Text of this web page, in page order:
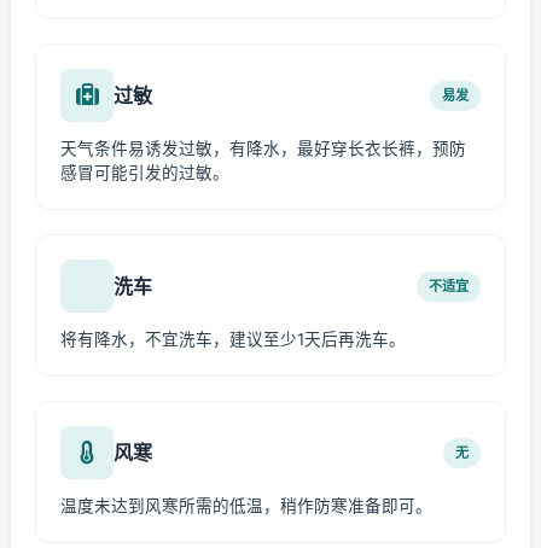
过敏 易发
天气条件易诱发过敏，有降水，最好穿长衣长裤，预防
感冒可能引发的过敏。
洗车 不适宜
将有降水，不宜洗车，建议至少1天后再洗车。
风寒 无
温度未达到风寒所需的低温，稍作防寒准备即可。